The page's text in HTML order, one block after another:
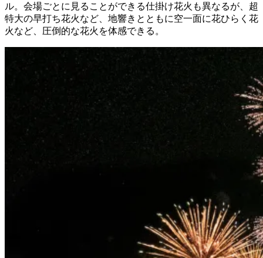
ル。会場ごとに見ることができる仕掛け花火も異なるが、超
特大の早打ち花火など、地響きとともに空一面に花ひらく花
火など、圧倒的な花火を体感できる。